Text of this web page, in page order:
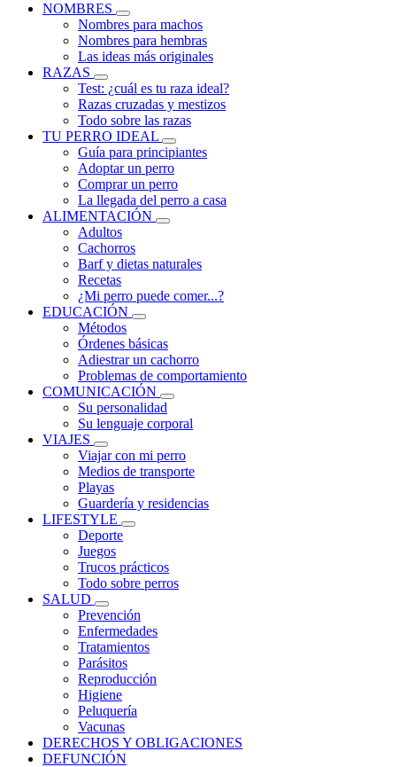
NOMBRES
Nombres para machos
Nombres para hembras
Las ideas más originales
RAZAS
Test: ¿cuál es tu raza ideal?
Razas cruzadas y mestizos
Todo sobre las razas
TU PERRO IDEAL
Guía para principiantes
Adoptar un perro
Comprar un perro
La llegada del perro a casa
ALIMENTACIÓN
Adultos
Cachorros
Barf y dietas naturales
Recetas
¿Mi perro puede comer...?
EDUCACIÓN
Métodos
Órdenes básicas
Adiestrar un cachorro
Problemas de comportamiento
COMUNICACIÓN
Su personalidad
Su lenguaje corporal
VIAJES
Viajar con mi perro
Medios de transporte
Playas
Guardería y residencias
LIFESTYLE
Deporte
Juegos
Trucos prácticos
Todo sobre perros
SALUD
Prevención
Enfermedades
Tratamientos
Parásitos
Reproducción
Higiene
Peluquería
Vacunas
DERECHOS Y OBLIGACIONES
DEFUNCIÓN